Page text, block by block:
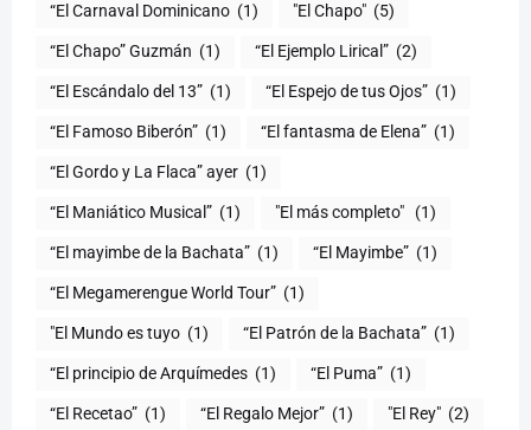
“El Carnaval Dominicano (1) "El Chapo" (5)
“El Chapo” Guzmán (1) “El Ejemplo Lirical” (2)
“El Escándalo del 13” (1) “El Espejo de tus Ojos” (1)
“El Famoso Biberón” (1) “El fantasma de Elena” (1)
“El Gordo y La Flaca” ayer (1)
“El Maniático Musical” (1) "El más completo" ​ (1)
“El mayimbe de la Bachata” (1) “El Mayimbe” (1)
“El Megamerengue World Tour” (1)
"El Mundo es tuyo (1) “El Patrón de la Bachata” (1)
“El principio de Arquímedes (1) “El Puma” (1)
“El Recetao” (1) “El Regalo Mejor” (1) "El Rey" (2)